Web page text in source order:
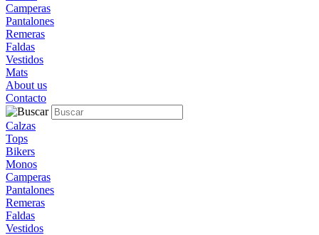
Camperas
Pantalones
Remeras
Faldas
Vestidos
Mats
About us
Contacto
Calzas
Tops
Bikers
Monos
Camperas
Pantalones
Remeras
Faldas
Vestidos